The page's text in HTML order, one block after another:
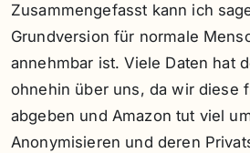
Zusammengefasst kann ich
Grundversion für normale
annehmbar ist. Viele Daten hat
ohnehin über uns, da wir diese
abgeben und Amazon tut viel
Anonymisieren und deren